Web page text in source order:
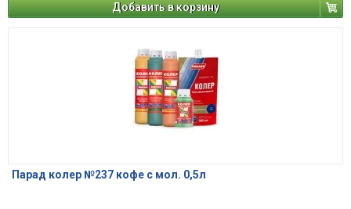
Добавить в корзину
Парад колер №237 кофе с мол. 0,5л